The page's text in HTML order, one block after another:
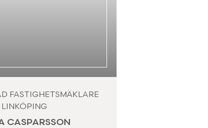
FASTIGHETSMÄKLARE
LINKÖPING
CASPARSSON